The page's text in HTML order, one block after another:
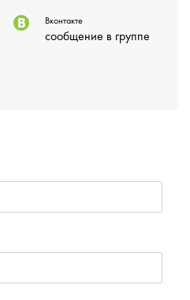
Вконтакте
сообщение в группе